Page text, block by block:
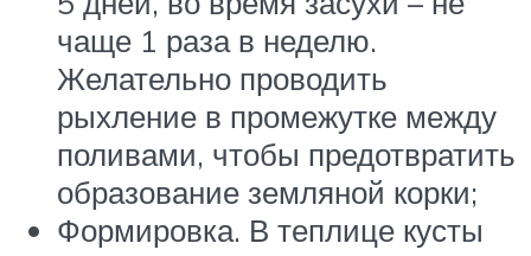
чаще 1 раза в неделю.
Желательно проводить
рыхление в промежутке между
поливами, чтобы предотвратить
образование земляной корки;
Формировка. В теплице кусты